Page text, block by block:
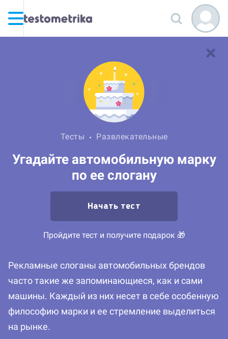
Тесты Развлекательные
Угадайте автомобильную марку
по ее слогану
Начать тест
Пройдите тест и получите подарок 🎁
Рекламные слоганы автомобильных брендов
часто такие же запоминающиеся, как и сами
машины. Каждый из них несет в себе особенную
философию марки и ее стремление выделиться
на рынке.